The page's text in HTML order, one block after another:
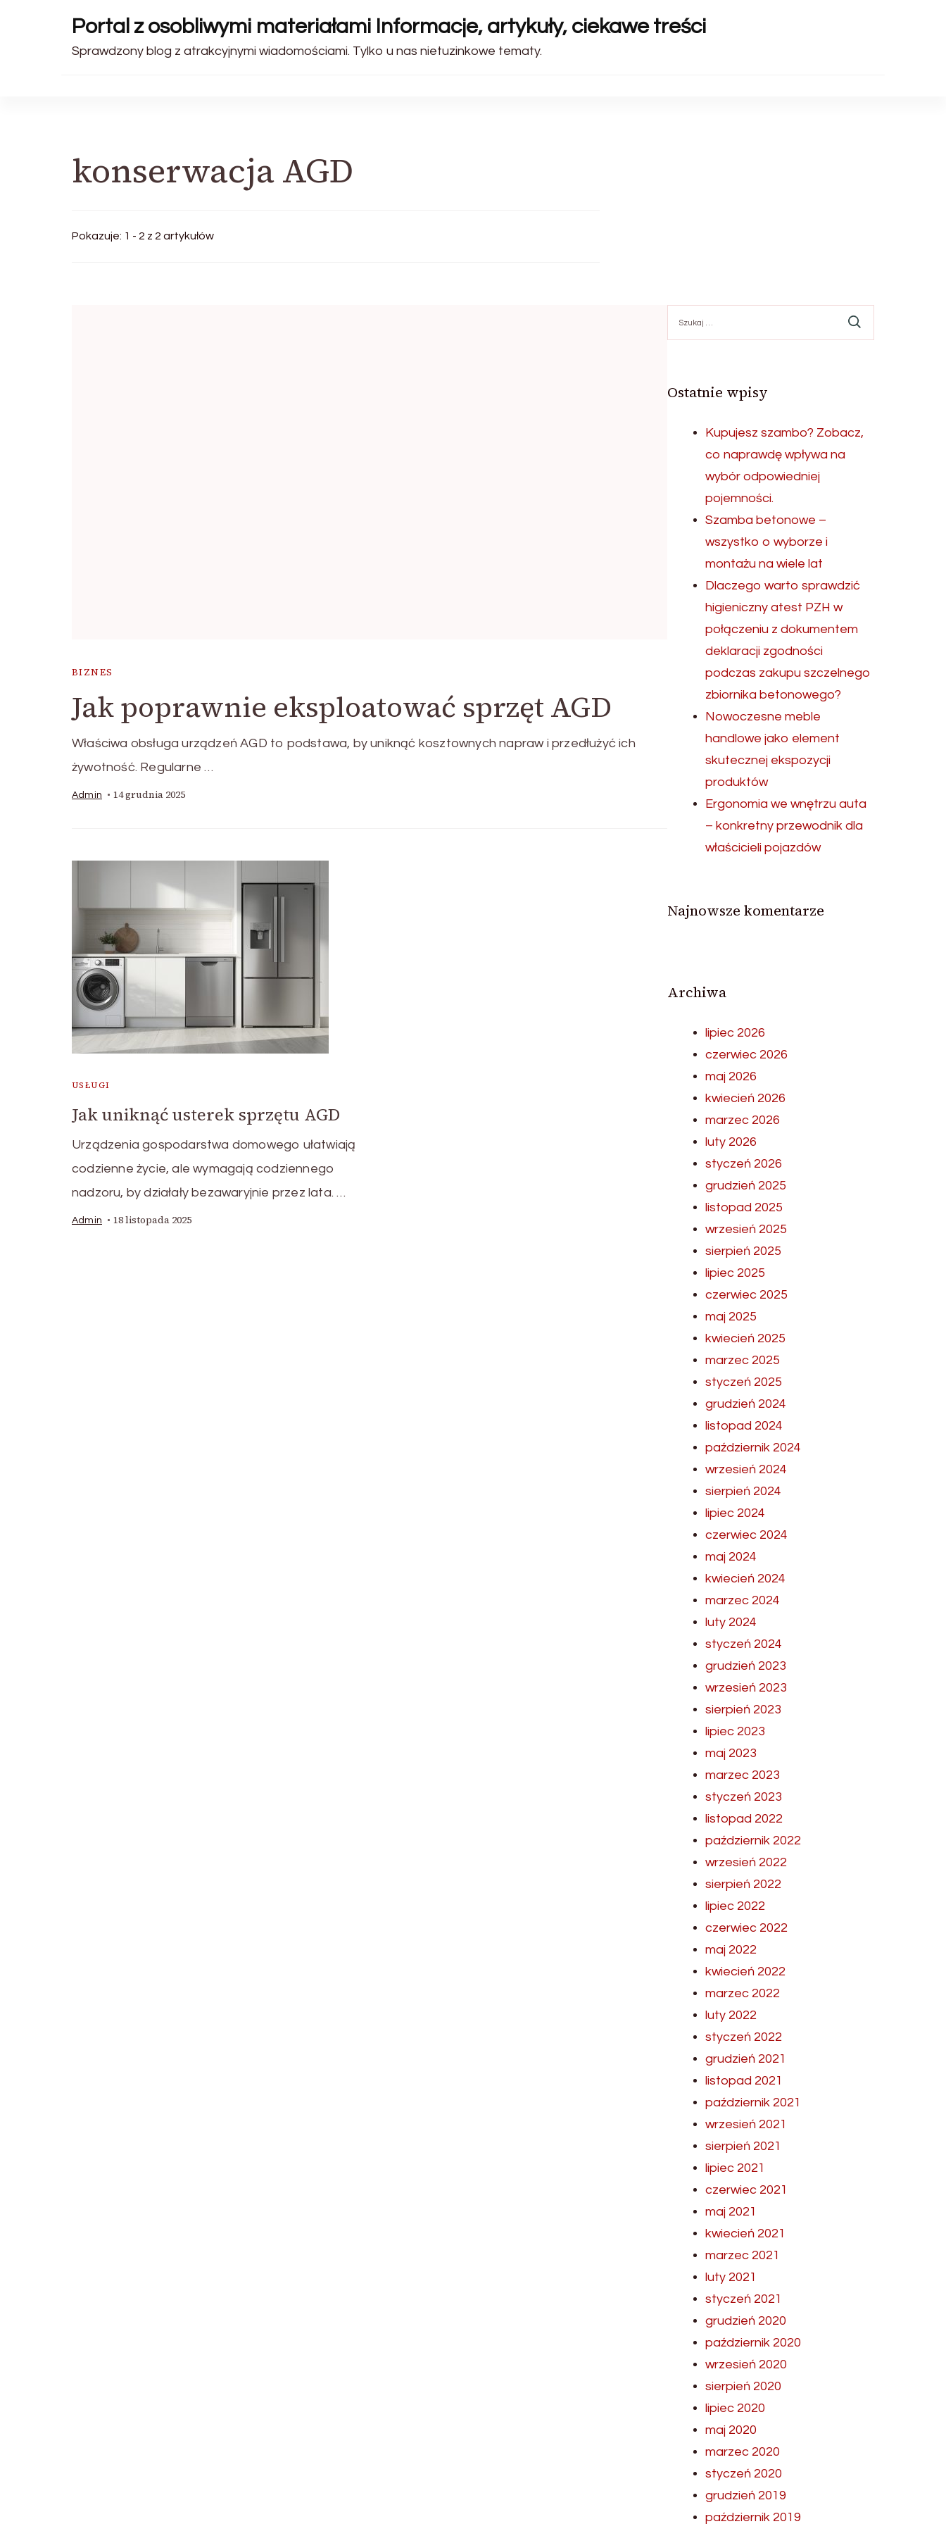
Portal z osobliwymi materiałami Informacje, artykuły, ciekawe treści
Sprawdzony blog z atrakcyjnymi wiadomościami. Tylko u nas nietuzinkowe tematy.
konserwacja AGD
Pokazuje: 1 - 2 z 2 artykułów
BIZNES
Jak poprawnie eksploatować sprzęt AGD
Właściwa obsługa urządzeń AGD to podstawa, by uniknąć kosztownych napraw i przedłużyć ich
żywotność. Regularne …
Admin 14 grudnia 2025
USŁUGI
Jak uniknąć usterek sprzętu AGD
Urządzenia gospodarstwa domowego ułatwiają
codzienne życie, ale wymagają codziennego
nadzoru, by działały bezawaryjnie przez lata. …
Admin 18 listopada 2025
Ostatnie wpisy
Kupujesz szambo? Zobacz,
co naprawdę wpływa na
wybór odpowiedniej
pojemności.
Szamba betonowe –
wszystko o wyborze i
montażu na wiele lat
Dlaczego warto sprawdzić
higieniczny atest PZH w
połączeniu z dokumentem
deklaracji zgodności
podczas zakupu szczelnego
zbiornika betonowego?
Nowoczesne meble
handlowe jako element
skutecznej ekspozycji
produktów
Ergonomia we wnętrzu auta
– konkretny przewodnik dla
właścicieli pojazdów
Najnowsze komentarze
Archiwa
lipiec 2026
czerwiec 2026
maj 2026
kwiecień 2026
marzec 2026
luty 2026
styczeń 2026
grudzień 2025
listopad 2025
wrzesień 2025
sierpień 2025
lipiec 2025
czerwiec 2025
maj 2025
kwiecień 2025
marzec 2025
styczeń 2025
grudzień 2024
listopad 2024
październik 2024
wrzesień 2024
sierpień 2024
lipiec 2024
czerwiec 2024
maj 2024
kwiecień 2024
marzec 2024
luty 2024
styczeń 2024
grudzień 2023
wrzesień 2023
sierpień 2023
lipiec 2023
maj 2023
marzec 2023
styczeń 2023
listopad 2022
październik 2022
wrzesień 2022
sierpień 2022
lipiec 2022
czerwiec 2022
maj 2022
kwiecień 2022
marzec 2022
luty 2022
styczeń 2022
grudzień 2021
listopad 2021
październik 2021
wrzesień 2021
sierpień 2021
lipiec 2021
czerwiec 2021
maj 2021
kwiecień 2021
marzec 2021
luty 2021
styczeń 2021
grudzień 2020
październik 2020
wrzesień 2020
sierpień 2020
lipiec 2020
maj 2020
marzec 2020
styczeń 2020
grudzień 2019
październik 2019